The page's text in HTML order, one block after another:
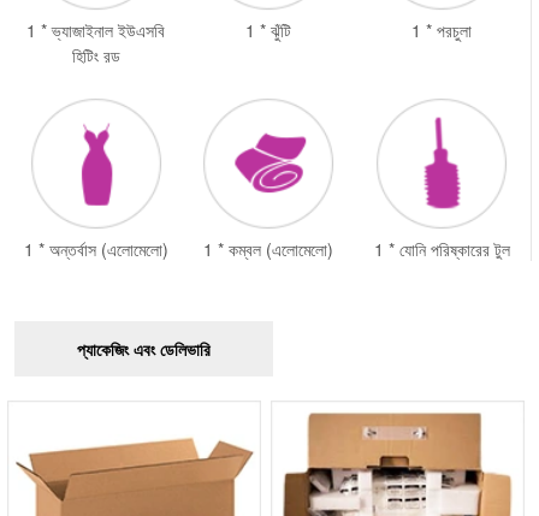
1 * ভ্যাজাইনাল ইউএসবি
হিটিং রড
1 * ঝুঁটি 1 * পরচুলা
1 * অন্তর্বাস (এলোমেলো) 1 * কম্বল (এলোমেলো) 1 * যোনি পরিষ্কারের টুল
প্যাকেজিং এবং ডেলিভারি